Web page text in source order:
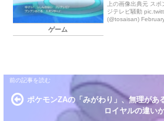
ゲーム
上の画像出典元 ス
ジテレビ騒動
(@tosaisan)
ポケモンZAの「みがわり」、無理が
ロイヤルの違い